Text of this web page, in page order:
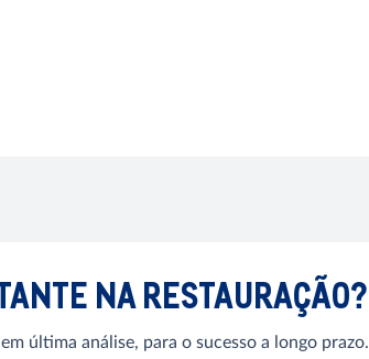
NA RESTAURAÇÃO?
última análise, para o sucesso a longo prazo.